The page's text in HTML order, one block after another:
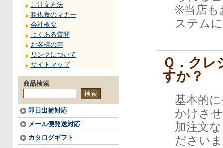
ご注文方法
粗供養のマナー
会社概要
よくある質問
お客様の声
リンクについて
サイトマップ
商品検索
即日出荷対応
メール便発送対応
カタログギフト
※当店も
ステム
Ｑ．ク
すか？
基本的
かけさ
加注文
ださい